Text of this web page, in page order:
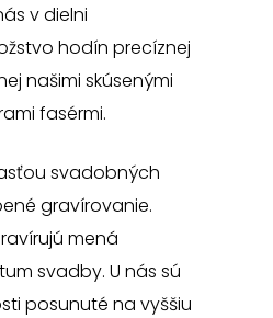
v dielni
hodín precíznej
našimi skúsenými
fasérmi.
svadobných
gravírovanie.
mená
svadby. U nás sú
posunuté na vyššiu